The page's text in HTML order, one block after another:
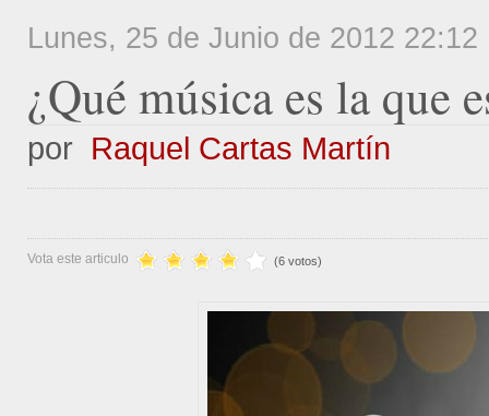
Lunes, 25 de Junio de 2012 22:12
¿Qué música es la que
por Raquel Cartas Martín
Vota este articulo (6 votos)